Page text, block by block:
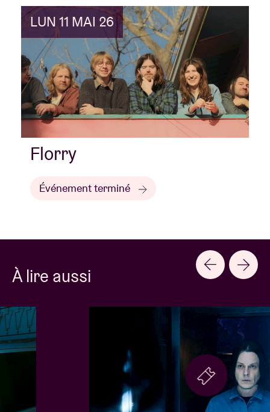
LUN 11 MAI 26
Florry
Événement terminé
À lire aussi